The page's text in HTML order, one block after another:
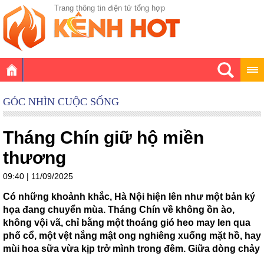
Trang thông tin điện tử tổng hợp
GÓC NHÌN CUỘC SỐNG
Tháng Chín giữ hộ miền
thương
09:40 | 11/09/2025
Có những khoảnh khắc, Hà Nội hiện lên như một bản ký
họa đang chuyển mùa. Tháng Chín về không ồn ào,
không vội vã, chỉ bằng một thoáng gió heo may len qua
phố cổ, một vệt nắng mật ong nghiêng xuống mặt hồ, hay
mùi hoa sữa vừa kịp trở mình trong đêm. Giữa dòng chảy